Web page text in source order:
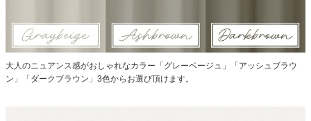
大人のニュアンス感がおしゃれなカラー「グレーベージュ」「アッシュブラウ
ン」「ダークブラウン」3色からお選び頂けます。